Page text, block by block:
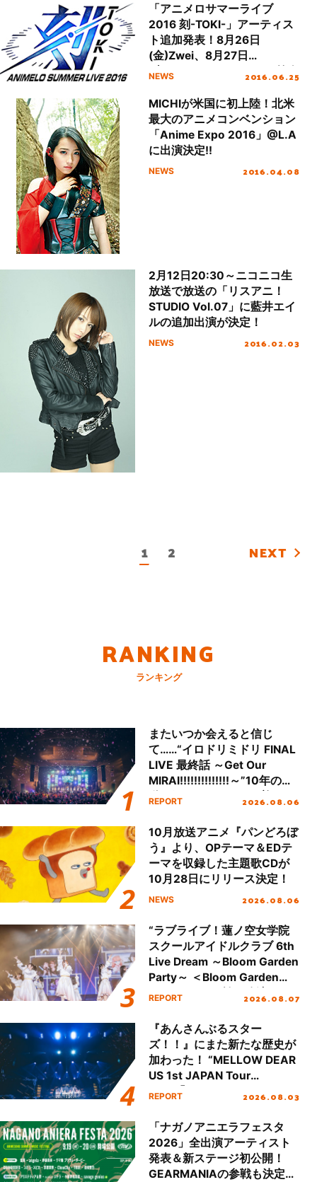
「アニメロサマーライブ
2016 刻-TOKI-」アーティス
ト追加発表！8月26日
(金)Zwei、8月27日
(土)MICHI、8月28日(日)筋肉
よいよ6月26日(日)10:00よ
りチケット一般発売開始！
NEWS 2016.06.25
MICHIが米国に初上陸！北米
最大のアニメコンベンション
「Anime Expo 2016」@L.A
に出演決定!!
NEWS 2016.04.08
2月12日20:30～ニコニコ生
放送で放送の「リスアニ！
STUDIO Vol.07」に藍井エイ
ルの追加出演が決定！
NEWS 2016.02.03
1 2 NEXT
RANKING
ランキング
またいつか会えると信じ
て……“イロドリミドリ FINAL
LIVE 最終話 ～Get Our
MIRAI!!!!!!!!!!!!!!～”10年の活
動を経てファイナルを迎える
REPORT 2026.08.06
10月放送アニメ『パンどろぼ
う』より、OPテーマ＆EDテ
ーマを収録した主題歌CDが
10月28日にリリース決定！
NEWS 2026.08.06
“ラブライブ！蓮ノ空女学院
スクールアイドルクラブ 6th
Live Dream ～Bloom Garden
Party～ ＜Bloom Garden
Party Stage／埼玉公演＞”
REPORT 2026.08.07
『あんさんぶるスター
ズ！！』にまた新たな歴史が
加わった！ “MELLOW DEAR
US 1st JAPAN Tour
Final「NICE to meet YOU
ート!!
REPORT 2026.08.03
「ナガノアニエラフェスタ
2026」全出演アーティスト
発表＆新ステージ初公開！
GEARMANIAの参戦も決定